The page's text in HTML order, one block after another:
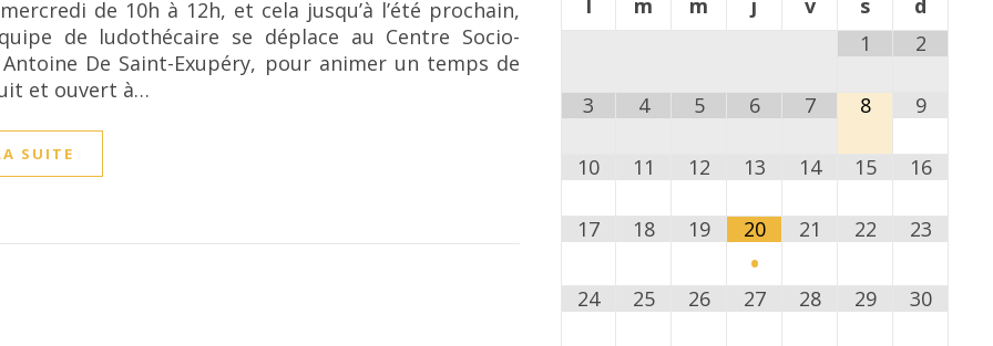
de 10h à 12h, et cela jusqu’à l’été prochain,
de ludothécaire se déplace au Centre Socio-
De Saint-Exupéry, pour animer un temps de
et ouvert à…
SUITE
l
m m j v s
d
1
2
3 4 5 6 7 8 9
10 11 12 13 14 15 16
17 18 19 20
•
21 22 23
24 25 26 27 28 29 30